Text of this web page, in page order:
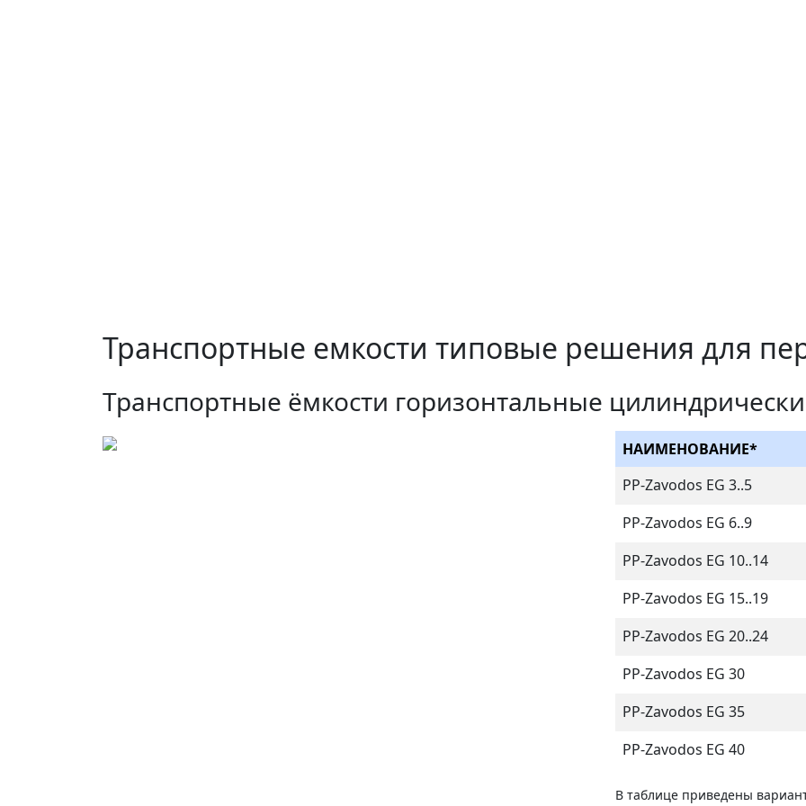
Транспортные емкости типовые решения для
Транспортные ёмкости горизонтальные
НАИМЕНОВАНИЕ*
PP-Zavodos EG 3..5
PP-Zavodos EG 6..9
PP-Zavodos EG 10..14
PP-Zavodos EG 15..19
PP-Zavodos EG 20..24
PP-Zavodos EG 30
PP-Zavodos EG 35
PP-Zavodos EG 40
В таблице приведены